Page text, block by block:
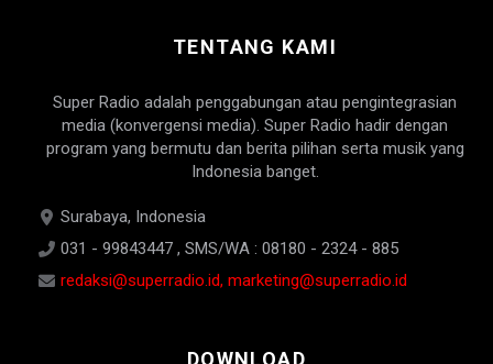
TENTANG KAMI
Super Radio adalah penggabungan atau pengintegrasian
media (konvergensi media). Super Radio hadir dengan
program yang bermutu dan berita pilihan serta musik yang
Indonesia banget.
Surabaya, Indonesia
031 - 99843447 , SMS/WA : 08180 - 2324 - 885
redaksi@superradio.id, marketing@superradio.id
DOWNLOAD